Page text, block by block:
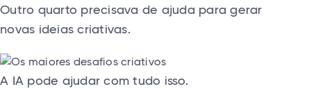
Outro quarto precisava de ajuda para gerar
novas ideias criativas.
A IA pode ajudar com tudo isso.